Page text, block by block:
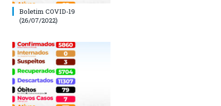
Boletim COVID-19
(26/07/2022)